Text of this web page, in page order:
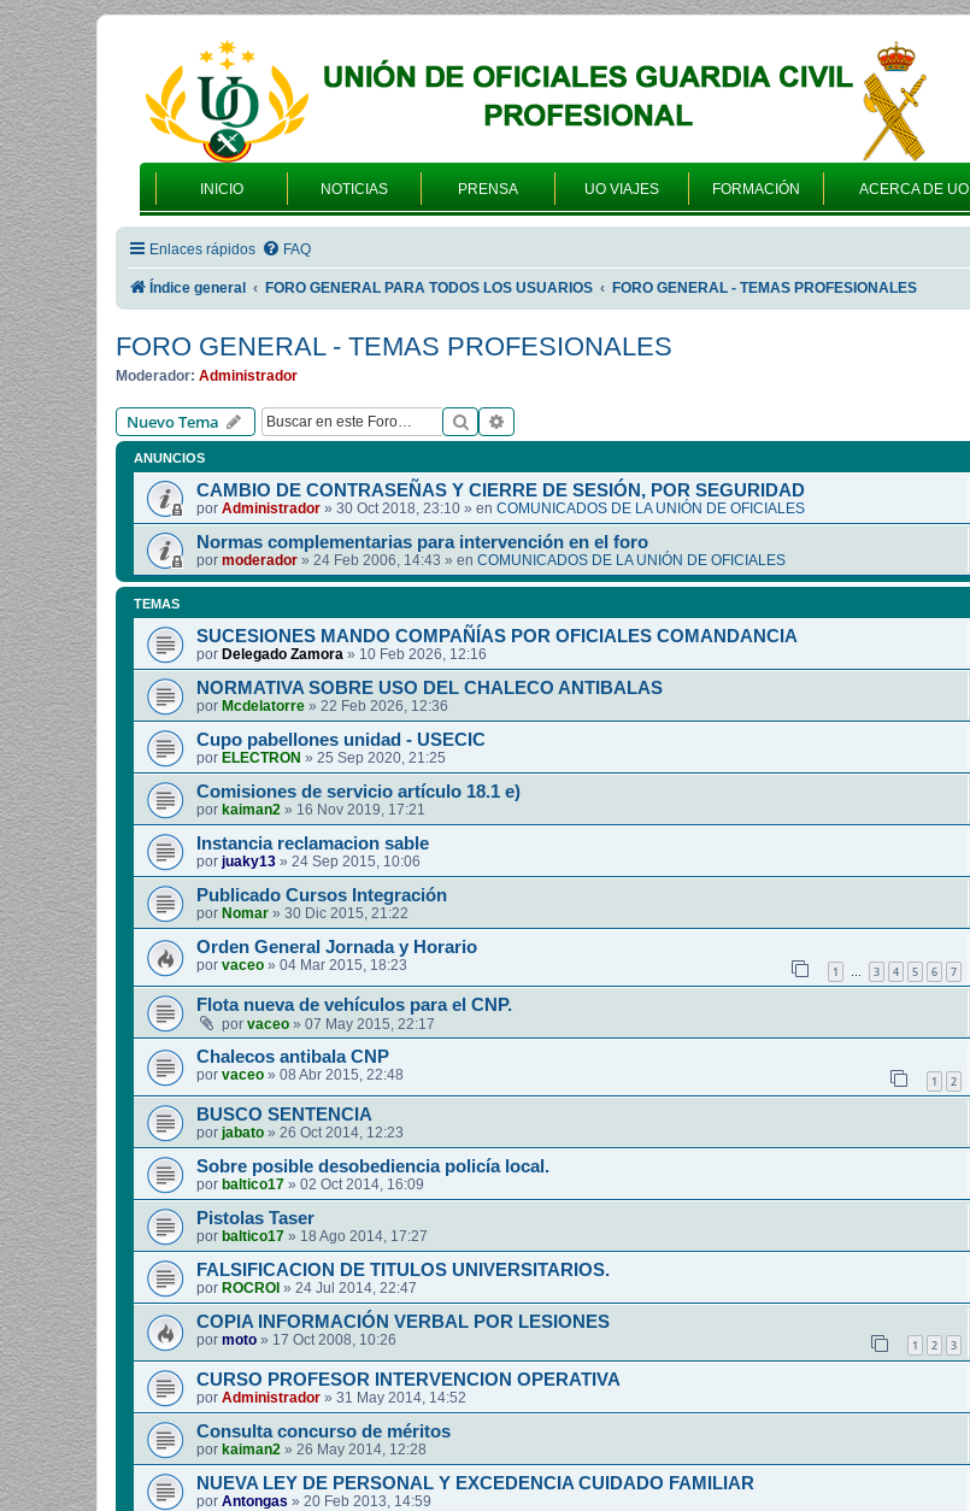
INICIO NOTICIAS PRENSA UO VIAJES FORMACIÓN ACERCA DE UO
Enlaces rápidos FAQ
Índice general FORO GENERAL PARA TODOS LOS USUARIOS FORO GENERAL - TEMAS PROFESIONALES
FORO GENERAL - TEMAS PROFESIONALES
Moderador: Administrador
Nuevo Tema Buscar
ANUNCIOS
CAMBIO DE CONTRASEÑAS Y CIERRE DE SESIÓN, POR SEGURIDAD
por Administrador » 30 Oct 2018, 23:10 » en COMUNICADOS DE LA UNIÓN DE OFICIALES
Normas complementarias para intervención en el foro
por moderador » 24 Feb 2006, 14:43 » en COMUNICADOS DE LA UNIÓN DE OFICIALES
TEMAS
SUCESIONES MANDO COMPAÑÍAS POR OFICIALES COMANDANCIA
por Delegado Zamora » 10 Feb 2026, 12:16
NORMATIVA SOBRE USO DEL CHALECO ANTIBALAS
por Mcdelatorre » 22 Feb 2026, 12:36
Cupo pabellones unidad - USECIC
por ELECTRON » 25 Sep 2020, 21:25
Comisiones de servicio artículo 18.1 e)
por kaiman2 » 16 Nov 2019, 17:21
Instancia reclamacion sable
por juaky13 » 24 Sep 2015, 10:06
Publicado Cursos Integración
por Nomar » 30 Dic 2015, 21:22
Orden General Jornada y Horario
por vaceo » 04 Mar 2015, 18:23 1 3 4 5 6 7
Flota nueva de vehículos para el CNP.
por vaceo » 07 May 2015, 22:17
Chalecos antibala CNP
por vaceo » 08 Abr 2015, 22:48 1 2
BUSCO SENTENCIA
por jabato » 26 Oct 2014, 12:23
Sobre posible desobediencia policía local.
por baltico17 » 02 Oct 2014, 16:09
Pistolas Taser
por baltico17 » 18 Ago 2014, 17:27
FALSIFICACION DE TITULOS UNIVERSITARIOS.
por ROCROI » 24 Jul 2014, 22:47
COPIA INFORMACIÓN VERBAL POR LESIONES
por moto » 17 Oct 2008, 10:26 1 2 3
CURSO PROFESOR INTERVENCION OPERATIVA
por Administrador » 31 May 2014, 14:52
Consulta concurso de méritos
por kaiman2 » 26 May 2014, 12:28
NUEVA LEY DE PERSONAL Y EXCEDENCIA CUIDADO FAMILIAR
por Antongas » 20 Feb 2013, 14:59